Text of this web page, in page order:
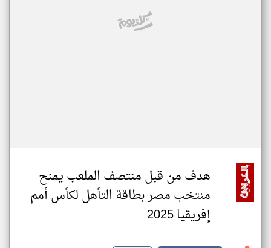
هدف من قبل منتصف الملعب يمنح
منتخب مصر بطاقة التأهل لكأس أمم
إفريقيا 2025